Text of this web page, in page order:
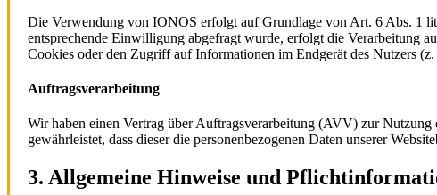
Die Verwendung von IONOS erfolgt auf Grundlage von Art. 6 Abs. 1
entsprechende Einwilligung abgefragt wurde, erfolgt die
Cookies oder den Zugriff auf Informationen im Endgerät des Nutzers
Auftragsverarbeitung
Wir haben einen Vertrag über Auftragsverarbeitung (AVV) zur Nutzung
gewährleistet, dass dieser die personenbezogenen Daten unserer
3. Allgemeine Hinweise und